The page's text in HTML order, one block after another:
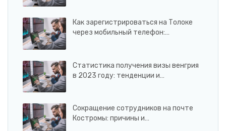
Как зарегистрироваться на Толоке
через мобильный телефон:…
Статистика получения визы венгрия
в 2023 году: тенденции и…
Сокращение сотрудников на почте
Костромы: причины и…